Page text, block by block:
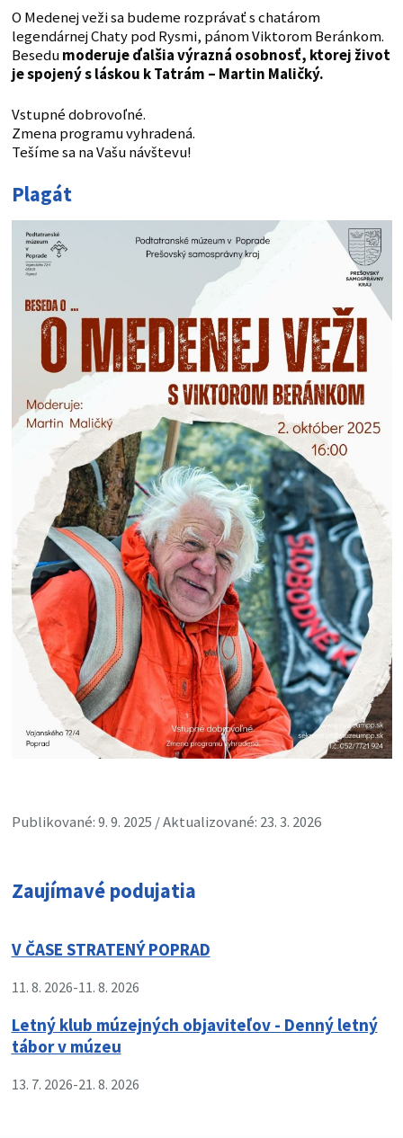
O Medenej veži sa budeme rozprávať s chatárom
legendárnej Chaty pod Rysmi, pánom Viktorom Beránkom.
Besedumoderuje ďalšia výrazná osobnosť, ktorej život
je spojený s láskou k Tatrám – Martin Maličký.
Vstupné dobrovoľné.
Zmena programu vyhradená.
Tešíme sa na Vašu návštevu!
Plagát
Publikované: 9. 9. 2025 / Aktualizované: 23. 3. 2026
Zaujímavé podujatia
V ČASE STRATENÝ POPRAD
11. 8. 2026-11. 8. 2026
Letný klub múzejných objaviteľov - Denný letný
tábor v múzeu
13. 7. 2026-21. 8. 2026